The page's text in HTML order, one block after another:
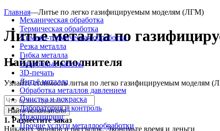
Механическая обработка
Термическая обработка
Химико-термическая обработка
Резка металла
Гибка металла
Сварочные работы
3D-печать
Литьё металла
Обработка металлов давлением
Очистка и покраска
Лаборатория и контроль
Инжиниринг
Прочие услуги металлообработки
Главная—Литье по легко газифицируемым моделям (ЛГМ)
Литье металла по
Найдите исполнителя
Узнайте стоимость литья по легко газифицируемым моделям
Найти исполнителя
1. Разместите заказ
Никаких звонков и рассылок. Экономьте время и деньги